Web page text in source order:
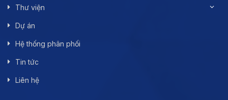
Thư viện
Dự án
Hệ thống phân phối
Tin tức
Liên hệ